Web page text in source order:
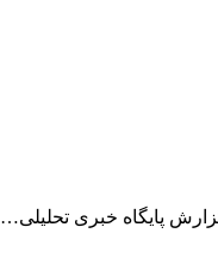
پایگاه خبری تحلیلی…